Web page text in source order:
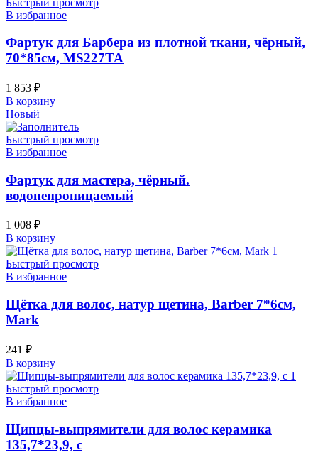
В избранное
Фартук для Барбера из плотной ткани, чёрный,
70*85см, MS227TA
1 853 ₽
В корзину
Новый
Быстрый просмотр
В избранное
Фартук для мастера, чёрный.
водонепроницаемый
1 008 ₽
В корзину
Быстрый просмотр
В избранное
Щётка для волос, натур щетина, Barber 7*6см,
Mark
241 ₽
В корзину
Быстрый просмотр
В избранное
Щипцы-выпрямители для волос керамика
135,7*23,9, с